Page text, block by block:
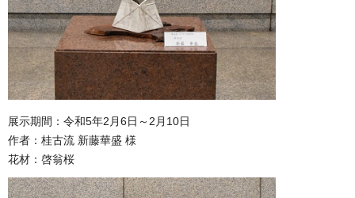
展示期間：令和5年2月6日～2月10日
作者：桂古流 新藤華盛 様
花材：啓翁桜